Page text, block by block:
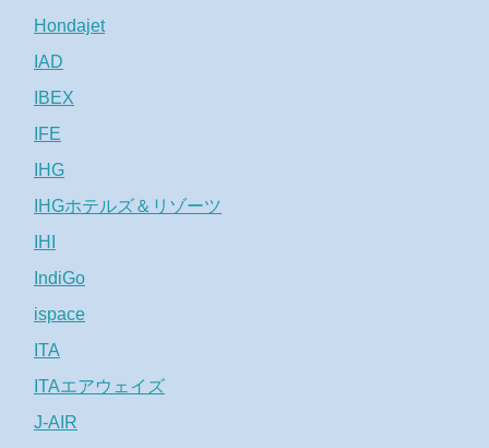
Hondajet
IAD
IBEX
IFE
IHG
IHGホテルズ＆リゾーツ
IHI
IndiGo
ispace
ITA
ITAエアウェイズ
J-AIR